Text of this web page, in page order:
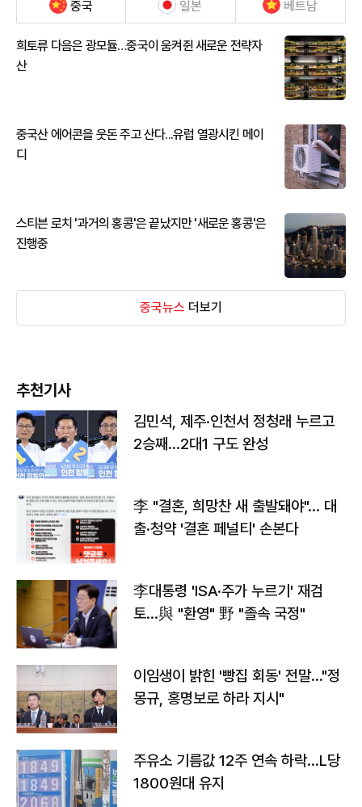
중국 일본 베트남
희토류 다음은 광모듈…중국이 움켜쥔 새로운 전략자
산
중국산 에어콘을 웃돈 주고 산다...유럽 열광시킨 메이
디
스티븐 로치 '과거의 홍콩'은 끝났지만 '새로운 홍콩'은
진행중
중국뉴스 더보기
추천기사
김민석, 제주·인천서 정청래 누르고
2승째…2대1 구도 완성
李 "결혼, 희망찬 새 출발돼야"… 대
출·청약 '결혼 페널티' 손본다
李대통령 'ISA·주가 누르기' 재검
토…與 "환영" 野 "졸속 국정"
이임생이 밝힌 '빵집 회동' 전말…"정
몽규, 홍명보로 하라 지시"
주유소 기름값 12주 연속 하락…L당
1800원대 유지